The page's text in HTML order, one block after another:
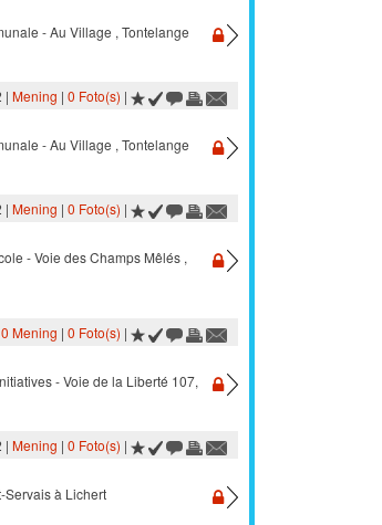
- Au Village , Tontelange
| Mening | 0 Foto(s) |
- Au Village , Tontelange
| Mening | 0 Foto(s) |
- Voie des Champs Mêlés ,
0 Mening | 0 Foto(s) |
- Voie de la Liberté 107,
| Mening | 0 Foto(s) |
Servais à Lichert